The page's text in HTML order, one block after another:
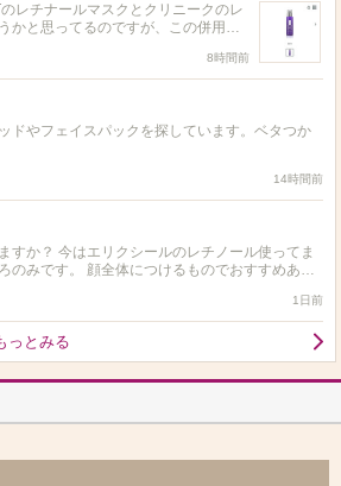
レチナールマスクとクリニークのレ
かと思ってるのですが、この併用は
8時間前
ドやフェイスパックを探しています。ベタつか
14時間前
すか？ 今はエリクシールのレチノール使ってま
のみです。 顔全体につけるものでおすすめあれ
よりハイドロキノンやト…
1日前
っとみる